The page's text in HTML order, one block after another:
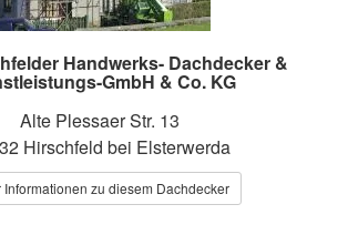
Handwerks- Dachdecker &
GmbH & Co. KG
Alte Plessaer Str. 13
Hirschfeld bei Elsterwerda
Informationen zu diesem Dachdecker